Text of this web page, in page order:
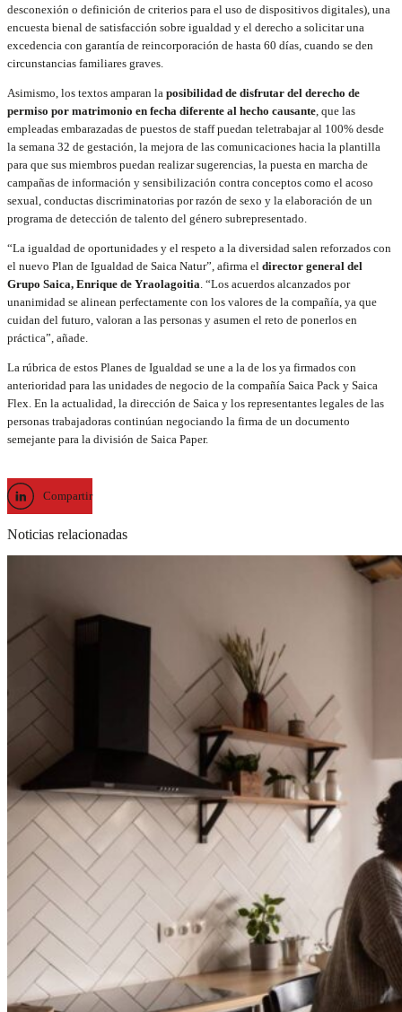
desconexión o definición de criterios para el uso de dispositivos digitales), una
encuesta bienal de satisfacción sobre igualdad y el derecho a solicitar una
excedencia con garantía de reincorporación de hasta 60 días, cuando se den
circunstancias familiares graves.
Asimismo, los textos amparan la posibilidad de disfrutar del derecho de
permiso por matrimonio en fecha diferente al hecho causante, que las
empleadas embarazadas de puestos de staff puedan teletrabajar al 100% desde
la semana 32 de gestación, la mejora de las comunicaciones hacia la plantilla
para que sus miembros puedan realizar sugerencias, la puesta en marcha de
campañas de información y sensibilización contra conceptos como el acoso
sexual, conductas discriminatorias por razón de sexo y la elaboración de un
programa de detección de talento del género subrepresentado.
“La igualdad de oportunidades y el respeto a la diversidad salen reforzados con
el nuevo Plan de Igualdad de Saica Natur”, afirma el director general del
Grupo Saica, Enrique de Yraolagoitia. “Los acuerdos alcanzados por
unanimidad se alinean perfectamente con los valores de la compañía, ya que
cuidan del futuro, valoran a las personas y asumen el reto de ponerlos en
práctica”, añade.
La rúbrica de estos Planes de Igualdad se une a la de los ya firmados con
anterioridad para las unidades de negocio de la compañía Saica Pack y Saica
Flex. En la actualidad, la dirección de Saica y los representantes legales de las
personas trabajadoras continúan negociando la firma de un documento
semejante para la división de Saica Paper.
Compartir
Noticias relacionadas